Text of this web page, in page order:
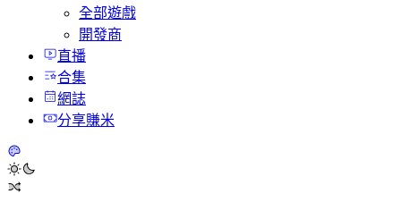
全部遊戲
開發商
直播
合集
網誌
分享賺米